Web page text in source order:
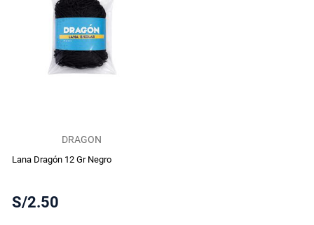
DRAGON
Lana Dragón 12 Gr Negro
S/2.50